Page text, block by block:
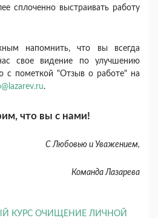
сплоченно выстраивать работу
напомнить, что вы всегда
свое видение по улучшению
с пометкой "Отзыв о работе" на
.
что вы с нами!
С Любовью и Уважением,
Команда Лазарева